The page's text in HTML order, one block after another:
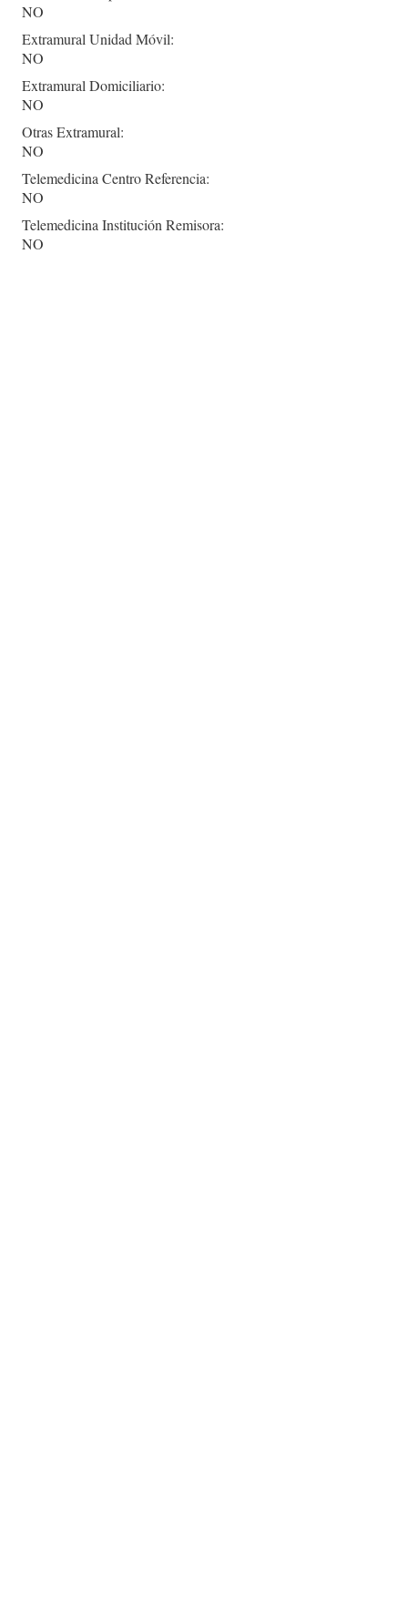
NO
Extramural Unidad Móvil:
NO
Extramural Domiciliario:
NO
Otras Extramural:
NO
Telemedicina Centro Referencia:
NO
Telemedicina Institución Remisora:
NO